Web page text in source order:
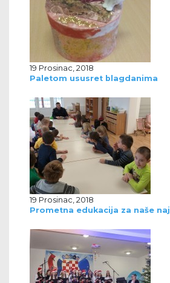
19 Prosinac, 2018
Paletom ususret blagdanima
19 Prosinac, 2018
Prometna edukacija za naše